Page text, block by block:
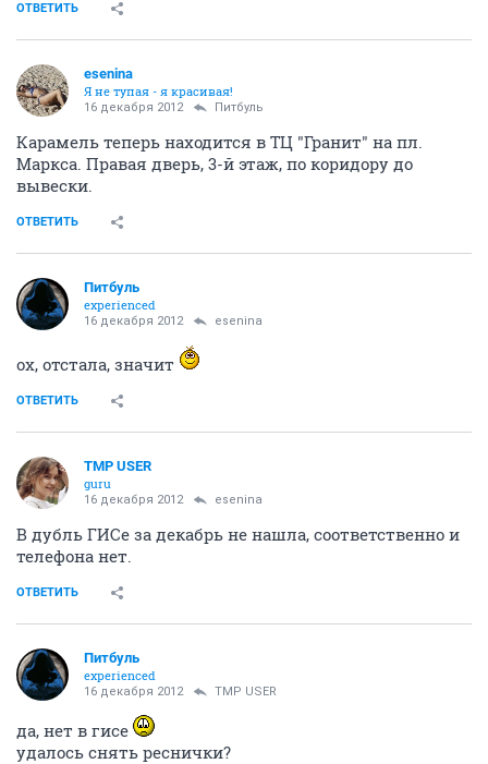
ОТВЕТИТЬ
esenina
Я не тупая - я красивая!
16 декабря 2012 Питбуль
Карамель теперь находится в ТЦ "Гранит" на пл.
Маркса. Правая дверь, 3-й этаж, по коридору до
вывески.
ОТВЕТИТЬ
Питбуль
experienced
16 декабря 2012 esenina
ох, отстала, значит
ОТВЕТИТЬ
TMP USER
guru
16 декабря 2012 esenina
В дубль ГИСе за декабрь не нашла, соответственно и
телефона нет.
ОТВЕТИТЬ
Питбуль
experienced
16 декабря 2012 TMP USER
да, нет в гисе
удалось снять реснички?